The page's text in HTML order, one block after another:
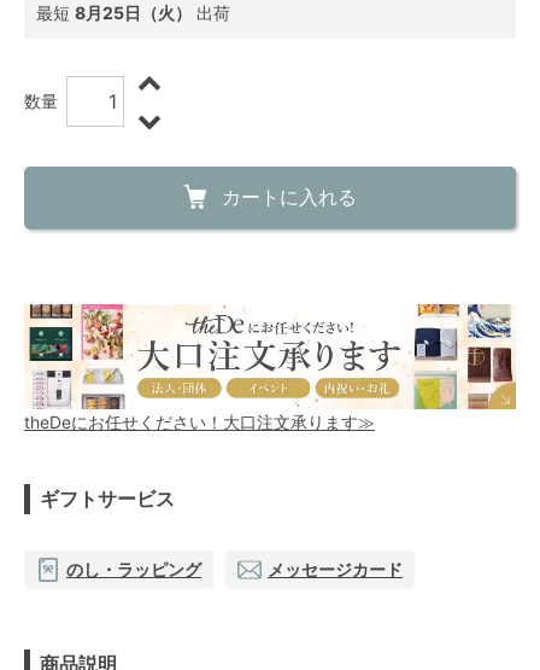
最短 8月25日（火） 出荷
数量
カートに入れる
theDeにお任せください！大口注文承ります≫
ギフトサービス
のし・ラッピング メッセージカード
商品説明